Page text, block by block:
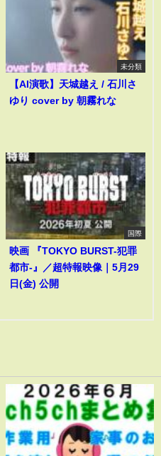
未分類
【AI演歌】天城越え / 石川さ
ゆり cover by 朝霧れな
国際
映画 『TOKYO BURST-犯罪
都市-』／超特報映像｜5月29
日(金) 公開